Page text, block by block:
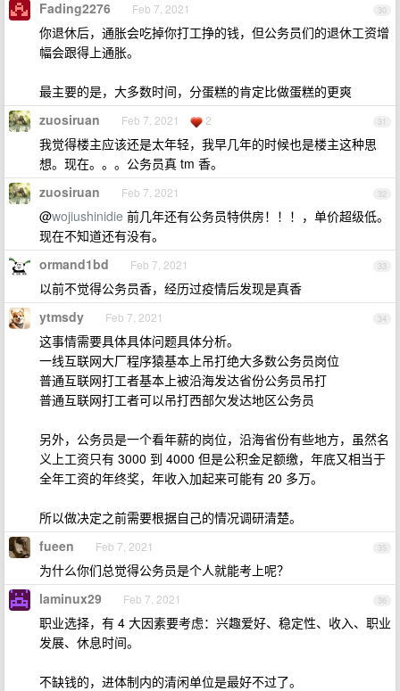
30
Fading2276 Feb 7, 2021
你退休后，通胀会吃掉你打工挣的钱，但公务员们的退休工资增
幅会跟得上通胀。
最主要的是，大多数时间，分蛋糕的肯定比做蛋糕的更爽
31
zuosiruan Feb 7, 2021 2
我觉得楼主应该还是太年轻，我早几年的时候也是楼主这种思
想。现在。。。公务员真 tm 香。
32
zuosiruan Feb 7, 2021
@wojiushinidie 前几年还有公务员特供房！！！，单价超级低。
现在不知道还有没有。
33
ormand1bd Feb 7, 2021
以前不觉得公务员香，经历过疫情后发现是真香
34
ytmsdy Feb 7, 2021
这事情需要具体具体问题具体分析。
一线互联网大厂程序猿基本上吊打绝大多数公务员岗位
普通互联网打工者基本上被沿海发达省份公务员吊打
普通互联网打工者可以吊打西部欠发达地区公务员
另外，公务员是一个看年薪的岗位，沿海省份有些地方，虽然名
义上工资只有 3000 到 4000 但是公积金足额缴，年底又相当于
全年工资的年终奖，年收入加起来可能有 20 多万。
所以做决定之前需要根据自己的情况调研清楚。
35
fueen Feb 7, 2021
为什么你们总觉得公务员是个人就能考上呢？
36
laminux29 Feb 7, 2021
职业选择，有 4 大因素要考虑：兴趣爱好、稳定性、收入、职业
发展、休息时间。
不缺钱的，进体制内的清闲单位是最好不过了。